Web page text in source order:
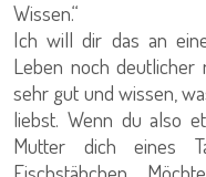
Wissen.“
Ich will dir das an
Leben noch deutlicher
sehr gut und wissen,
liebst. Wenn du also
Mutter dich eines